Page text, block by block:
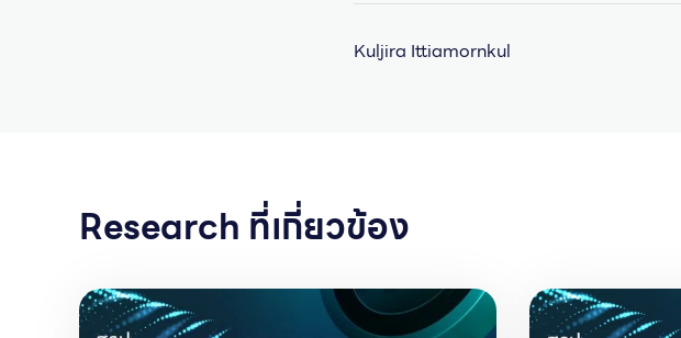
Kuljira Ittiamornkul
Research ที่เกี่ยวข้อง